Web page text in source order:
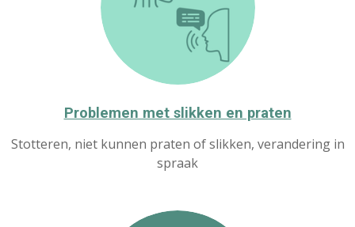
Problemen met slikken en praten
Stotteren, niet kunnen praten of slikken, verandering in
spraak